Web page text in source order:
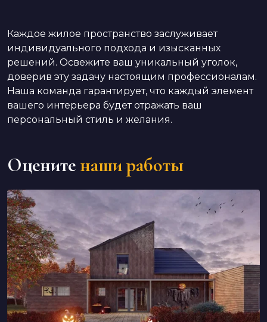
Каждое жилое пространство заслуживает
индивидуального подхода и изысканных
решений. Освежите ваш уникальный уголок,
доверив эту задачу настоящим профессионалам.
Наша команда гарантирует, что каждый элемент
вашего интерьера будет отражать ваш
персональный стиль и желания.
Оцените наши работы